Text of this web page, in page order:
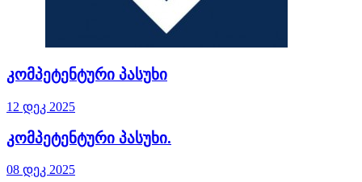
კომპეტენტური პასუხი
12 დეკ 2025
კომპეტენტური პასუხი.
08 დეკ 2025